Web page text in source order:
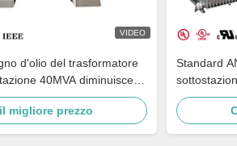
VIDEO
d'olio del trasformatore
40MVA diminuisce
IEEE
migliore prezzo
Standard
NEMA 4X